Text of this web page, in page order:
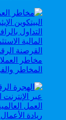
مخاطر
المخاطر